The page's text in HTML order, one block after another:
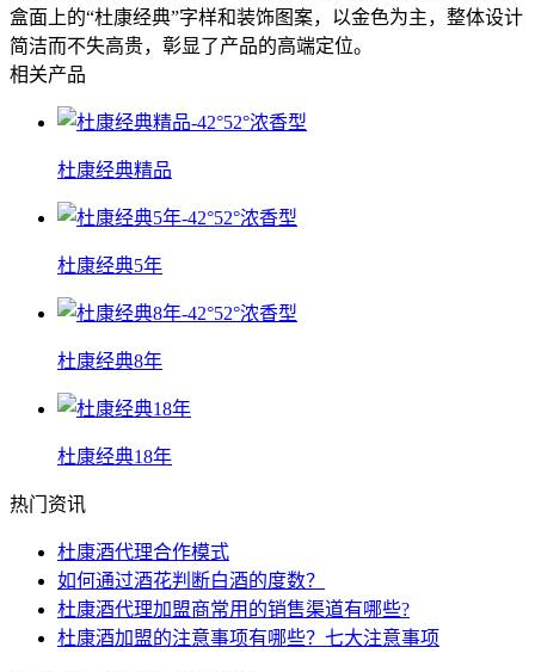
盒面上的“杜康经典”字样和装饰图案，以金色为主，整体设计
简洁而不失高贵，彰显了产品的高端定位。
相关产品
杜康经典精品
杜康经典5年
杜康经典8年
杜康经典18年
热门资讯
杜康酒代理合作模式
如何通过酒花判断白酒的度数？
杜康酒代理加盟商常用的销售渠道有哪些?
杜康酒加盟的注意事项有哪些？七大注意事项